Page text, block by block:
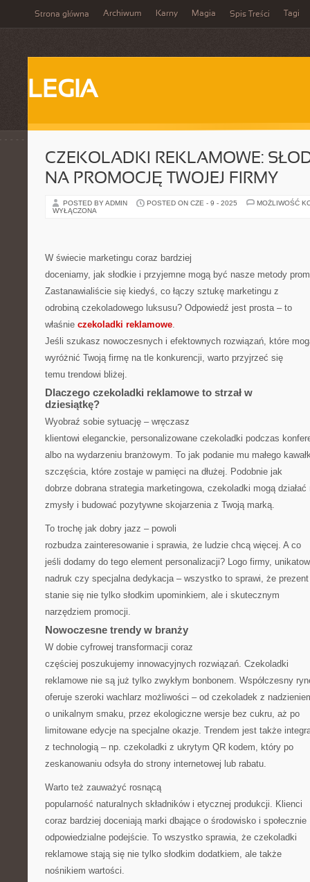
Strona główna Archiwum Karny Magia Spis Treści Tagi
LEGIA
CZEKOLADKI REKLAMOWE:
NA PROMOCJĘ TWOJEJ FIRMY
POSTED BY ADMIN POSTED ON CZE - 9 - 2025
MOŻLIWOŚĆ
WYŁĄCZONA
W świecie marketingu coraz bardziej
doceniamy, jak słodkie i przyjemne mogą być nasze metody
Zastanawialiście się kiedyś, co łączy sztukę marketingu z
odrobiną czekoladowego luksusu? Odpowiedź jest prosta – to
właśnie czekoladki reklamowe.
Jeśli szukasz nowoczesnych i efektownych rozwiązań, które
wyróżnić Twoją firmę na tle konkurencji, warto przyjrzeć się
temu trendowi bliżej.
Dlaczego czekoladki reklamowe to strzał w
dziesiątkę?
Wyobraź sobie sytuację – wręczasz
klientowi eleganckie, personalizowane czekoladki podczas
albo na wydarzeniu branżowym. To jak podanie mu małego
szczęścia, które zostaje w pamięci na dłużej. Podobnie jak
dobrze dobrana strategia marketingowa, czekoladki mogą działać
zmysły i budować pozytywne skojarzenia z Twoją marką.
To trochę jak dobry jazz – powoli
rozbudza zainteresowanie i sprawia, że ludzie chcą więcej. A co
jeśli dodamy do tego element personalizacji? Logo firmy,
nadruk czy specjalna dedykacja – wszystko to sprawi, że prezent
stanie się nie tylko słodkim upominkiem, ale i skutecznym
narzędziem promocji.
Nowoczesne trendy w branży
W dobie cyfrowej transformacji coraz
częściej poszukujemy innowacyjnych rozwiązań. Czekoladki
reklamowe nie są już tylko zwykłym bonbonem. Współczesny
oferuje szeroki wachlarz możliwości – od czekoladek z
o unikalnym smaku, przez ekologiczne wersje bez cukru, aż po
limitowane edycje na specjalne okazje. Trendem jest także
z technologią – np. czekoladki z ukrytym QR kodem, który po
zeskanowaniu odsyła do strony internetowej lub rabatu.
Warto też zauważyć rosnącą
popularność naturalnych składników i etycznej produkcji. Klienci
coraz bardziej doceniają marki dbające o środowisko i społecznie
odpowiedzialne podejście. To wszystko sprawia, że czekoladki
reklamowe stają się nie tylko słodkim dodatkiem, ale także
nośnikiem wartości.